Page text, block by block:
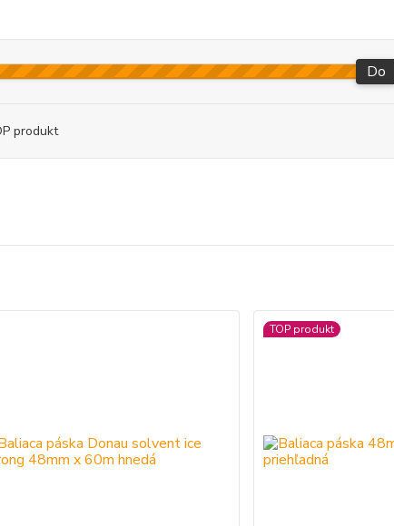
Do
produkt
TOP produkt